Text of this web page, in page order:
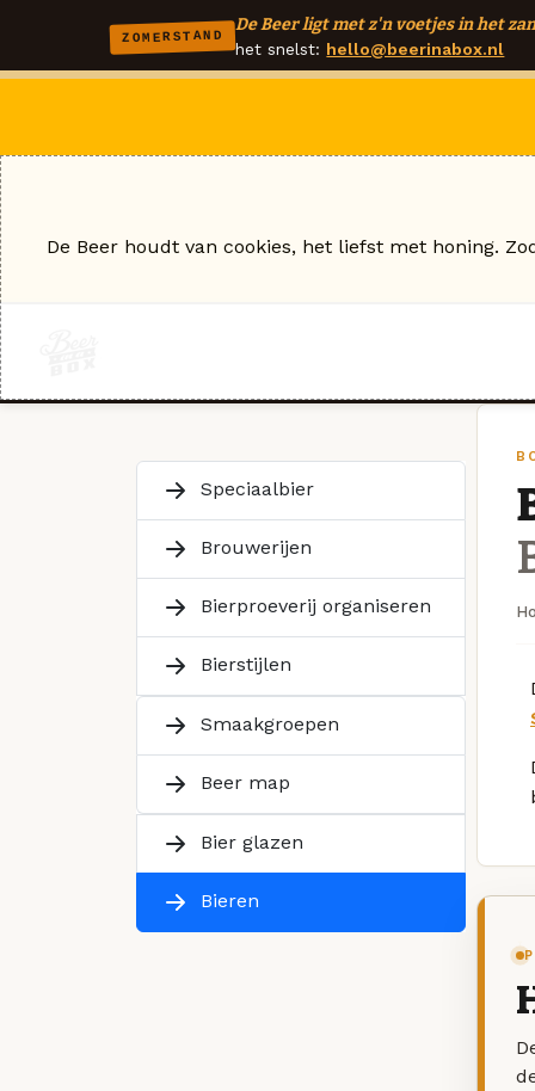
ZOMERSTAND
De Beer ligt met z'n voetjes in het
het snelst: hello@beerinabox.nl
Speciaalbier
Brouwerijen
Bierproeverij organiseren
Bierstijlen
Smaakgroepen
Beer map
Bier glazen
Bieren
De Beer houdt van cookies, het liefst met honing.